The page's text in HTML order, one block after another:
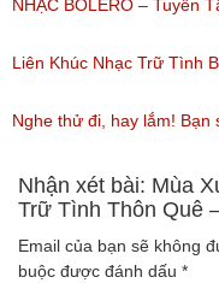
(Lượt nghe: 218)
Ca Thiên Quang Quỳnh
(Lượt nghe: 219)
NHẠC BOLERO – Tuyển
Nhất / Tuyệt Đỉnh Bolero
(Lượt nghe: 99)
Liên Khúc Nhạc Trữ Tình
Vàng Trữ Tình Hay Nhất
(Lượt nghe: 75)
Nghe thử đi, hay lắm! Bạn
Nhạc miền Tây đặc sắc
(Lượt nghe: 46)
Nhận xét bài: Mùa
Trữ Tình Thôn Quê
Email của bạn sẽ không
buộc được đánh dấu *